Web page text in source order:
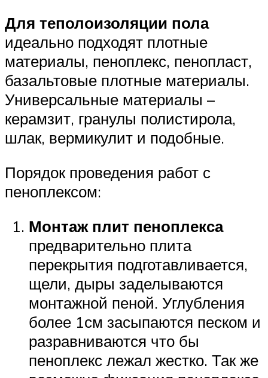
Для теполоизоляции пола
идеально подходят плотные
материалы, пеноплекс, пенопласт,
базальтовые плотные материалы.
Универсальные материалы –
керамзит, гранулы полистирола,
шлак, вермикулит и подобные.
Порядок проведения работ с
пеноплексом:
Монтаж плит пеноплекса
предварительно плита
перекрытия подготавливается,
щели, дыры заделываются
монтажной пеной. Углубления
более 1см засыпаются песком и
разравниваются что бы
пеноплекс лежал жестко. Так же